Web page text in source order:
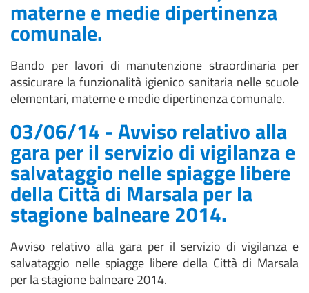
materne e medie dipertinenza
comunale.
Bando per lavori di manutenzione straordinaria per
assicurare la funzionalità igienico sanitaria nelle scuole
elementari, materne e medie dipertinenza comunale.
03/06/14 - Avviso relativo alla
gara per il servizio di vigilanza e
salvataggio nelle spiagge libere
della Città di Marsala per la
stagione balneare 2014.
Avviso relativo alla gara per il servizio di vigilanza e
salvataggio nelle spiagge libere della Città di Marsala
per la stagione balneare 2014.